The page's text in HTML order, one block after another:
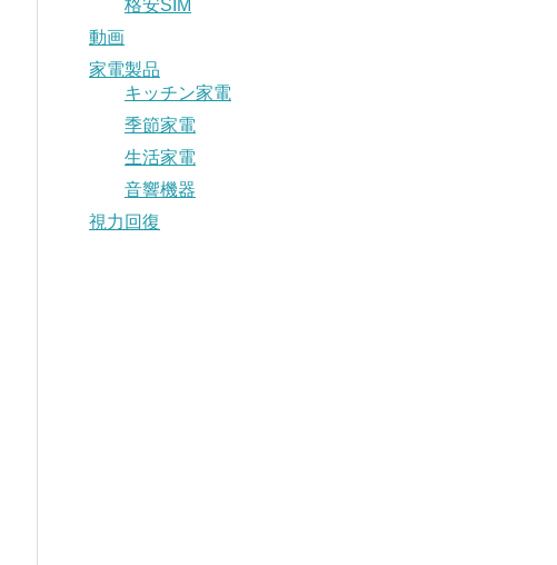
格安SIM
動画
家電製品
キッチン家電
季節家電
生活家電
音響機器
視力回復